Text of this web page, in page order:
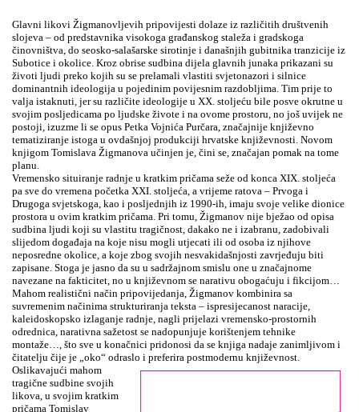
Glavni likovi Žigmanovljevih pripovijesti dolaze iz različitih društvenih
slojeva – od predstavnika visokoga građanskog staleža i gradskoga
činovništva, do seosko-salašarske sirotinje i današnjih gubitnika tranzicije iz
Subotice i okolice. Kroz obrise sudbina dijela glavnih junaka prikazani su
životi ljudi preko kojih su se prelamali vlastiti svjetonazori i silnice
dominantnih ideologija u pojedinim povijesnim razdobljima. Tim prije to
valja istaknuti, jer su različite ideologije u XX. stoljeću bile posve okrutne u
svojim posljedicama po ljudske živote i na ovome prostoru, no još uvijek ne
postoji, izuzme li se opus Petka Vojnića Purčara, značajnije književno
tematiziranje istoga u ovdašnjoj produkciji hrvatske književnosti. Novom
knjigom Tomislava Žigmanova učinjen je, čini se, značajan pomak na tome
planu.
Vremensko situiranje radnje u kratkim pričama seže od konca XIX. stoljeća
pa sve do vremena početka XXI. stoljeća, a vrijeme ratova – Prvoga i
Drugoga svjetskoga, kao i posljednjih iz 1990-ih, imaju svoje velike dionice
prostora u ovim kratkim pričama. Pri tomu, Žigmanov nije bježao od opisa
sudbina ljudi koji su vlastitu tragičnost, dakako ne i izabranu, zadobivali
slijedom događaja na koje nisu mogli utjecati ili od osoba iz njihove
neposredne okolice, a koje zbog svojih nesvakidašnjosti zavrjeđuju biti
zapisane. Stoga je jasno da su u sadržajnom smislu one u značajnome
navezane na fakticitet, no u književnom se narativu obogaćuju i fikcijom…
Mahom realistični način pripovijedanja, Žigmanov kombinira sa
suvremenim načinima strukturiranja teksta – ispresijecanost naracije,
kaleidoskopsko izlaganje radnje, nagli prijelazi vremensko-prostornih
odrednica, narativna sažetost se nadopunjuje korištenjem tehnike
montaže…, što sve u konačnici pridonosi da se knjiga nadaje zanimljivom i
čitatelju čije je „oko“ odraslo i preferira postmodernu književnost.
Oslikavajući mahom
tragične sudbine svojih
likova, u svojim kratkim
pričama Tomislav